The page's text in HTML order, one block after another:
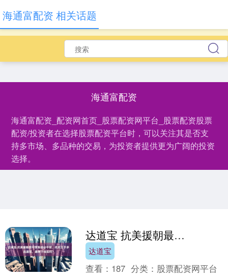
海通富配资
海通富配资_配资网首页_股票配资网平台_股票配资股票
配资/投资者在选择股票配资平台时，可以关注其是否支
持多市场、多品种的交易，为投资者提供更为广阔的投资
选择。
海通富配资 相关话题
达道宝 抗美援朝最可恨叛徒谷中蛟，坑死五千多志愿军，最终下场如何？
达道宝
查看： 187 分类： 股票配资网平台